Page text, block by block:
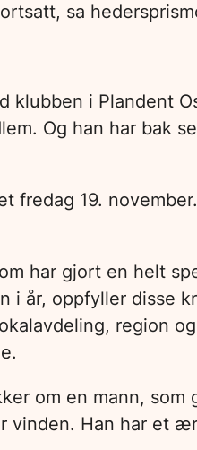
sa
i Plandent
Og han har bak
19.
har gjort en helt
i år, oppfyller disse
region
om en mann,
Han har et